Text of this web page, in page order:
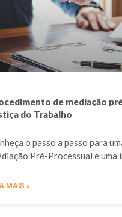
de mediação
do Trabalho
o passo a passo para
Pré-Processual é uma
MAIS »